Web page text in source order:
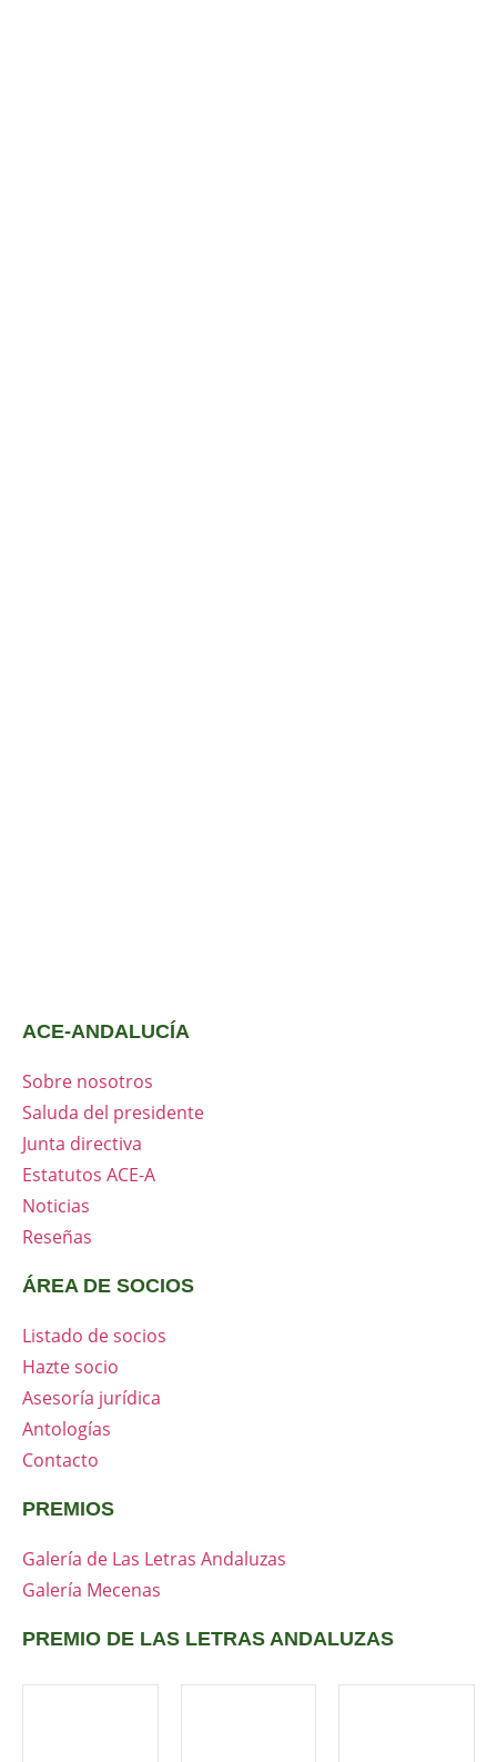
ACE-ANDALUCÍA
Sobre nosotros
Saluda del presidente
Junta directiva
Estatutos ACE-A
Noticias
Reseñas
ÁREA DE SOCIOS
Listado de socios
Hazte socio
Asesoría jurídica
Antologías
Contacto
PREMIOS
Galería de Las Letras Andaluzas
Galería Mecenas
PREMIO DE LAS LETRAS ANDALUZAS